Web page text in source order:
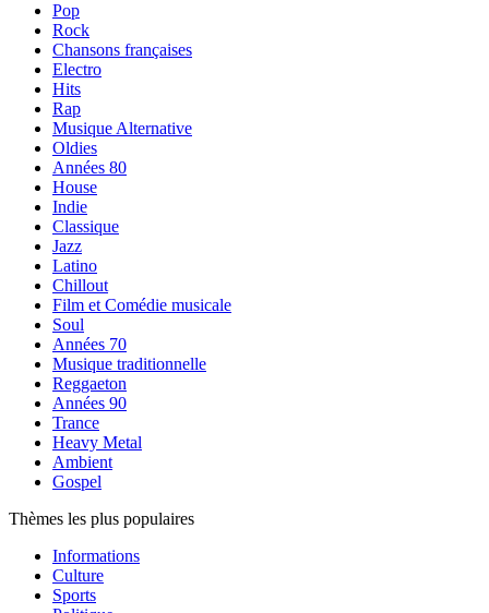
Pop
Rock
Chansons françaises
Electro
Hits
Rap
Musique Alternative
Oldies
Années 80
House
Indie
Classique
Jazz
Latino
Chillout
Film et Comédie musicale
Soul
Années 70
Musique traditionnelle
Reggaeton
Années 90
Trance
Heavy Metal
Ambient
Gospel
Thèmes les plus populaires
Informations
Culture
Sports